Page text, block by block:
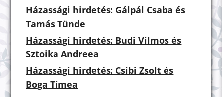
Házassági hirdetés: Gálpál Csaba és
Tamás Tünde
Házassági hirdetés: Budi Vilmos és
Sztoika Andreea
Házassági hirdetés: Csibi Zsolt és
Boga Tímea